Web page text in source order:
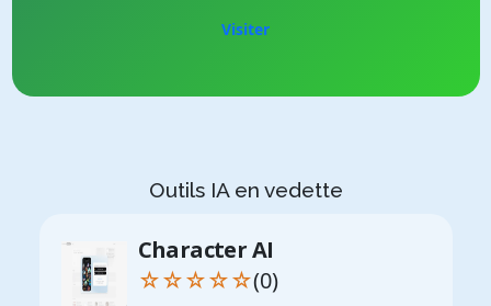
Visiter
Outils IA en vedette
Character AI
☆☆☆☆☆(0)